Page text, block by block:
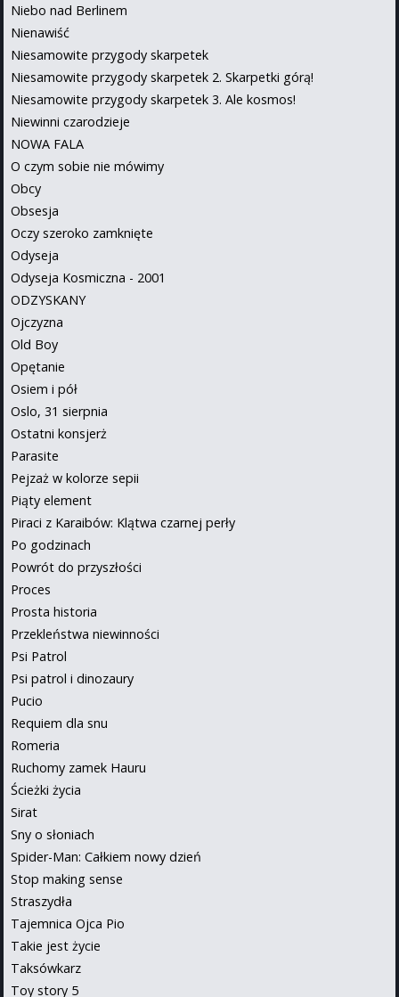
Niebo nad Berlinem
Nienawiść
Niesamowite przygody skarpetek
Niesamowite przygody skarpetek 2. Skarpetki górą!
Niesamowite przygody skarpetek 3. Ale kosmos!
Niewinni czarodzieje
NOWA FALA
O czym sobie nie mówimy
Obcy
Obsesja
Oczy szeroko zamknięte
Odyseja
Odyseja Kosmiczna - 2001
ODZYSKANY
Ojczyzna
Old Boy
Opętanie
Osiem i pół
Oslo, 31 sierpnia
Ostatni konsjerż
Parasite
Pejzaż w kolorze sepii
Piąty element
Piraci z Karaibów: Klątwa czarnej perły
Po godzinach
Powrót do przyszłości
Proces
Prosta historia
Przekleństwa niewinności
Psi Patrol
Psi patrol i dinozaury
Pucio
Requiem dla snu
Romeria
Ruchomy zamek Hauru
Ścieżki życia
Sirat
Sny o słoniach
Spider-Man: Całkiem nowy dzień
Stop making sense
Straszydła
Tajemnica Ojca Pio
Takie jest życie
Taksówkarz
Toy story 5